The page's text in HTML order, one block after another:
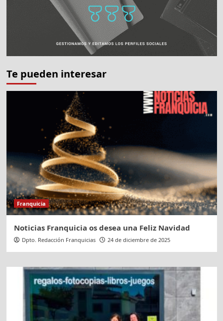
Te pueden interesar
Franquicia
Noticias Franquicia os desea una Feliz Navidad
Dpto. Redacción Franquicias 24 de diciembre de 2025